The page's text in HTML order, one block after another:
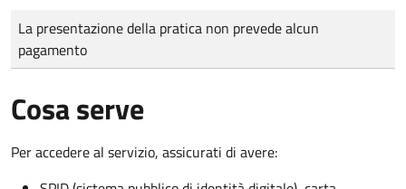
Tipo di pagamento
Importo
La presentazione della pratica non prevede alcun
pagamento
Cosa serve
Per accedere al servizio, assicurati di avere: